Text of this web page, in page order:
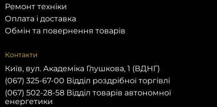
Ремонт техніки
Оплата і доставка
Обмін та повернення товарів
Контакти
Київ, вул. Академіка Глушкова, 1 (ВДНГ)
(067) 325-67-00 Відділ роздрібної торгівлі
(067) 502-28-58 Відділ товарів автономної
енергетики